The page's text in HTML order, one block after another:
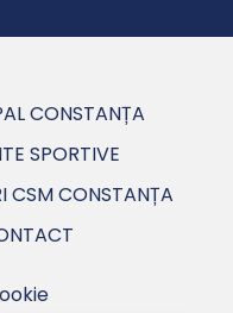
CONSTANȚA
SPORTIVE
CSM CONSTANȚA